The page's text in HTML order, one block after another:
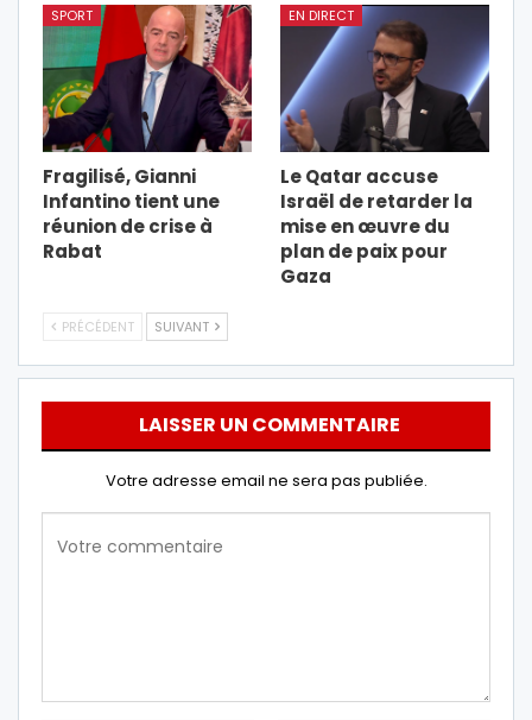
SPORT
Fragilisé, Gianni
Infantino tient une
réunion de crise à
Rabat
EN DIRECT
Le Qatar accuse
Israël de retarder la
mise en œuvre du
plan de paix pour
Gaza
PRÉCÉDENT SUIVANT
LAISSER UN COMMENTAIRE
Votre adresse email ne sera pas publiée.